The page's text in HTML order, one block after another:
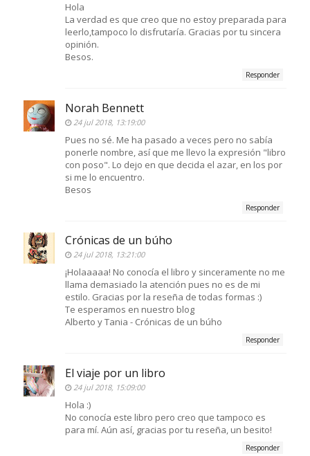
Hola
La verdad es que creo que no estoy preparada para
leerlo,tampoco lo disfrutaría. Gracias por tu sincera
opinión.
Besos.
Responder
Norah Bennett
24 jul 2018, 13:19:00
Pues no sé. Me ha pasado a veces pero no sabía
ponerle nombre, así que me llevo la expresión "libro
con poso". Lo dejo en que decida el azar, en los por
si me lo encuentro.
Besos
Responder
Crónicas de un búho
24 jul 2018, 13:21:00
¡Holaaaaa! No conocía el libro y sinceramente no me
llama demasiado la atención pues no es de mi
estilo. Gracias por la reseña de todas formas :)
Te esperamos en nuestro blog
Alberto y Tania - Crónicas de un búho
Responder
El viaje por un libro
24 jul 2018, 15:09:00
Hola :)
No conocía este libro pero creo que tampoco es
para mí. Aún así, gracias por tu reseña, un besito!
Responder